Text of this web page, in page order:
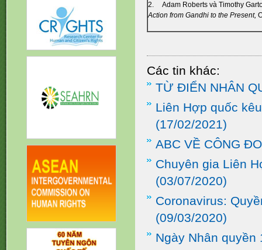
2.
Adam Roberts và Timothy
Action from Gandhi to the Present,
Các tin khác:
TỪ ĐIỂN NHÂN
Liên Hợp quốc
(17/02/2021)
ABC VỀ CÔNG
Chuyên gia Liên
(03/07/2020)
Coronavirus:
(09/03/2020)
Ngày Nhân quyền